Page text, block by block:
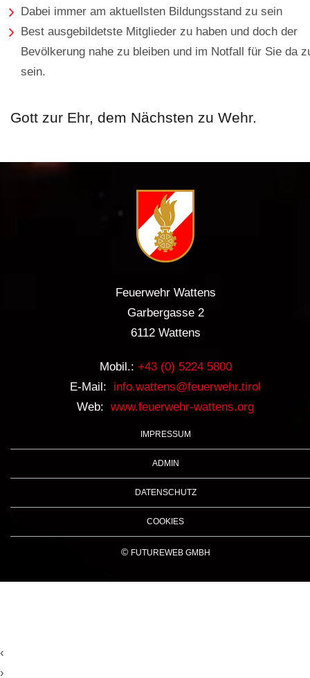
Dabei immer am aktuellsten Bildungsstand zu sein
Best ausgebildetste Mitglieder zu haben und doch der
Bevölkerung nahe zu bleiben und im Notfall für Sie da
sein.
Gott zur Ehr, dem Nächsten zu Wehr.
Feuerwehr Wattens
Garbergasse 2
6112 Wattens
Mobil.: +43 (0) 5224 5800
E-Mail:
info.wattens@feuerwehr.tirol
Web: www.feuerwehr-wattens.org
IMPRESSUM
ADMIN
DATENSCHUTZ
COOKIES
© FUTUREWEB GMBH
‹
›